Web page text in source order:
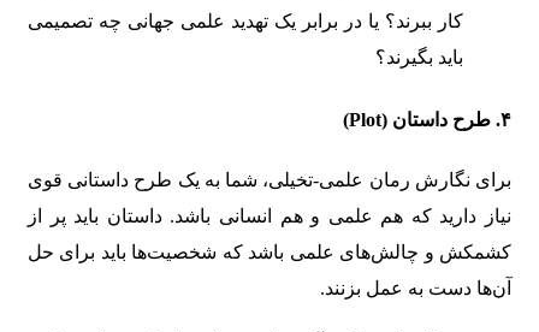
کار ببرند؟ یا در برابر یک تهدید علمی جهانی چه تصمیمی
باید بگیرند؟
۴. طرح داستان (Plot)
برای نگارش رمان علمی-تخیلی، شما به یک طرح داستانی قوی
نیاز دارید که هم علمی و هم انسانی باشد. داستان باید پر از
کشمکش و چالش‌های علمی باشد که شخصیت‌ها باید برای حل
آن‌ها دست به عمل بزنند.